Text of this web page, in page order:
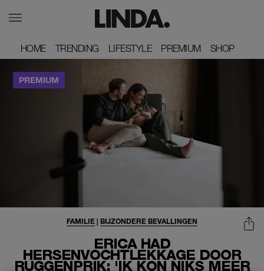
HOME
HOME TRENDING
TRENDING LIFESTYLE
LIFESTYLE PREMIUM
PREMIUM SHOP
SHOP
ERICA HAD
HERSENVOCHTLEKKAGE DOOR
RUGGENPRIK: 'IK KON NIKS MEER
FAMILIE | BIJZONDERE BEVALLINGEN